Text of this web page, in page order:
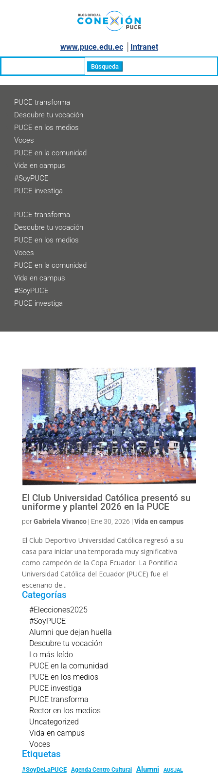
www.puce.edu.ec│ Intranet
PUCE transforma
Descubre tu vocación
PUCE en los medios
Voces
PUCE en la comunidad
Vida en campus
#SoyPUCE
PUCE investiga
PUCE transforma
Descubre tu vocación
PUCE en los medios
Voces
PUCE en la comunidad
Vida en campus
#SoyPUCE
PUCE investiga
El Club Universidad Católica presentó su
uniforme y plantel 2026 en la PUCE
porGabriela Vivanco| Ene 30, 2026 | Vida en campus
El Club Deportivo Universidad Católica regresó a su
casa para iniciar una temporada muy significativa
como campeón de la Copa Ecuador. La Pontificia
Universidad Católica del Ecuador (PUCE) fue el
escenario de...
Categorías
#Elecciones2025
#SoyPUCE
Alumni que dejan huella
Descubre tu vocación
Lo más leído
PUCE en la comunidad
PUCE en los medios
PUCE investiga
PUCE transforma
Rector en los medios
Uncategorized
Vida en campus
Voces
Etiquetas
#SoyDeLaPUCE Agenda Centro Cultural Alumni
AUSJAL